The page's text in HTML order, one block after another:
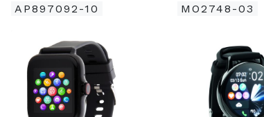
AP897092-10 MO2748-03